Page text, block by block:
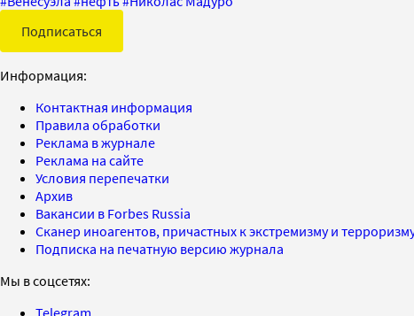
Подписаться
Информация:
Контактная информация
Правила обработки
Реклама в журнале
Реклама на сайте
Условия перепечатки
Архив
Вакансии в Forbes Russia
Сканер иноагентов, причастных к экстремизму и
Подписка на печатную версию журнала
Мы в соцсетях:
Telegram